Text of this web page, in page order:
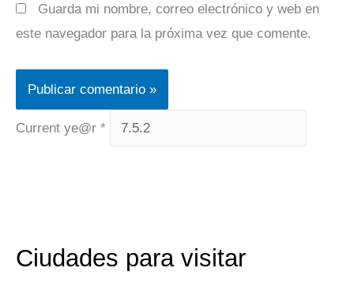
Guarda mi nombre, correo electrónico y web en
este navegador para la próxima vez que comente.
Current ye@r *
Ciudades para visitar